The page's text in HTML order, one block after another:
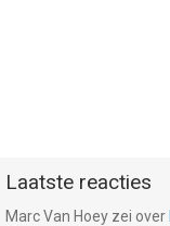
Laatste reacties
Marc Van Hoey zei over